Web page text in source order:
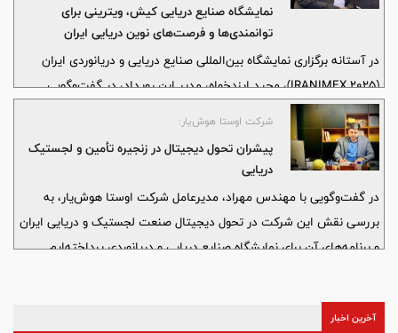
نمایشگاه صنایع دریایی کیش، ویترینی برای
توانمندی‌ها و فرصت‌های نوین دریایی ایران
در آستانه برگزاری نمایشگاه بین‌المللی صنایع دریایی و دریانوردی ایران
(IRANIMEX 2025)، مجید ایزدخواه، مدیر این رویداد، در گفت‌وگویی
اختصاصی به بررسی نقش این نمایشگاه به عنوان ویترینی برای
توانمندی‌های دریایی ایران و فرصتی برای جذب سرمایه‌گذاران بین‌المللی
پرداخت. او همچنین از حضور شرکت‌های خارجی و برنامه‌های جانبی این
شرکت اوستا هوش‌یار:
پیشران تحول دیجیتال در زنجیره تأمین و لجستیک
دریایی
در گفت‌وگویی با مهندس مهراد، مدیرعامل شرکت اوستا هوش‌یار، به
بررسی نقش این شرکت در تحول دیجیتال صنعت لجستیک و دریایی ایران
و برنامه‌های آن برای نمایشگاه صنایع دریایی و دریانوردی پرداخته‌ایم.
برای تسهیل گفت‌وگو میان فعالان سنتی و فناور در این حوزه است.
آخرین اخبار